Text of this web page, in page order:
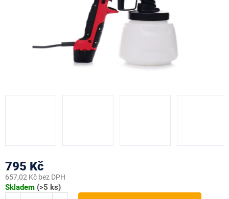
795 Kč
657,02 Kč bez DPH
Měrná
Skladem (>5 ks)